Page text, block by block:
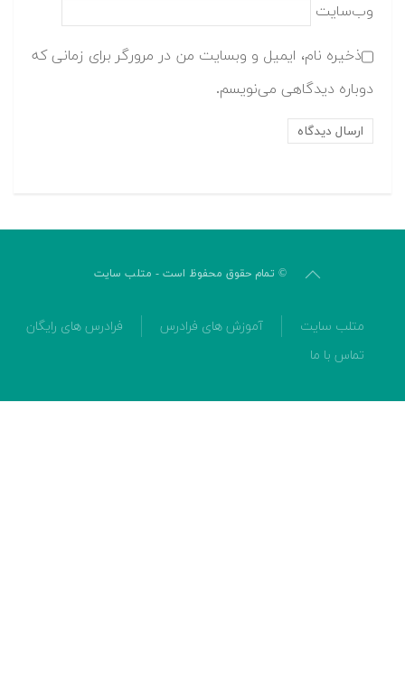
وب‌سایت
ذخیره نام، ایمیل و وبسایت من در مرورگر برای زمانی که
دوباره دیدگاهی می‌نویسم.
© تمام حقوق محفوظ است - متلب سایت
متلب سایت آموزش های فرادرس
فرادرس های رایگان
تماس با ما